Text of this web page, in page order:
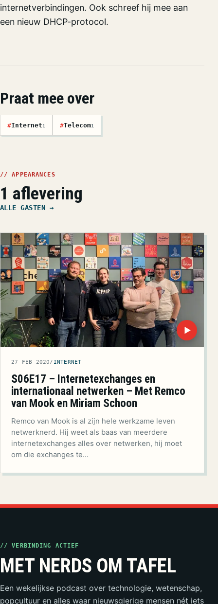
internetverbindingen. Ook schreef hij mee aan
een nieuw DHCP-protocol.
Praat mee over
#Internet1 #Telecom1
// APPEARANCES
1 aflevering
ALLE GASTEN →
▶
27 FEB 2020/ INTERNET
S06E17 – Internetexchanges en
internationaal netwerken – Met Remco
van Mook en Miriam Schoon
Remco van Mook is al zijn hele werkzame leven
netwerknerd. Hij weet als baas van meerdere
internetexchanges alles over netwerken, hij moet
om die exchanges te…
// VERBINDING ACTIEF
MET NERDS OM TAFEL
Een wekelijkse podcast over technologie, wetenschap,
popcultuur en alles waar nieuwsgierige mensen nét iets